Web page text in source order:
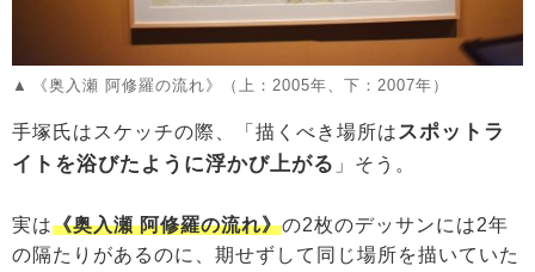
《奥入瀬 阿修羅の流れ》（上：2005年、下：2007年）
手塚氏はスケッチの際、「描くべき場所は スポットラ
イトを浴びたように浮かび上がる 」そう。
実は《奥入瀬 阿修羅の流れ》の2枚のデッサンには2年
の隔たりがあるのに、期せずして同じ場所を描いていた